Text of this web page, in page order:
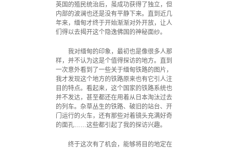
英国的殖民统治后，虽成功获得了独立，但
内部的波澜也还是没有平静下来。直到近几
年来，缅甸才终于开始渐渐对外开放，让人
们得以去揭开这个隐逸佛国的神秘面纱。
我对缅甸的印象，最初也是像很多人那
样，并不认为这是个值得探访的地方。直到
一次意外看到了一些关于缅甸铁路的图片，
我才发现这个地方的铁路原来也有它引人注
目的特点。看起来，这个国家的铁路系统也
并不发达，甚至都还在用着从日本淘汰过去
的列车。杂草丛生的铁路、破旧的站台、开
门运行的火车，还有那些对着镜头充满好奇
的面孔……这些都引起了我的探访兴趣。
终于这次有了机会，能够将目的地定在